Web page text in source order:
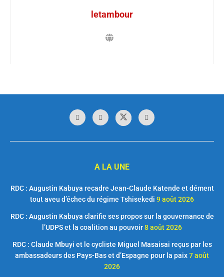
letambour
A LA UNE
RDC : Augustin Kabuya recadre Jean-Claude Katende et dément
tout aveu d’échec du régime Tshisekedi 9 août 2026
RDC : Augustin Kabuya clarifie ses propos sur la gouvernance de
l’UDPS et la coalition au pouvoir8 août 2026
RDC : Claude Mbuyi et le cycliste Miguel Masaisai reçus par les
ambassadeurs des Pays-Bas et d’Espagne pour la paix7 août
2026